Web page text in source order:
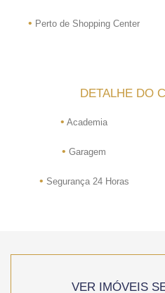
• Perto de Shopping Center
DETALHE DO
• Academia
• Garagem
• Segurança 24 Horas
VER IMÓVEIS